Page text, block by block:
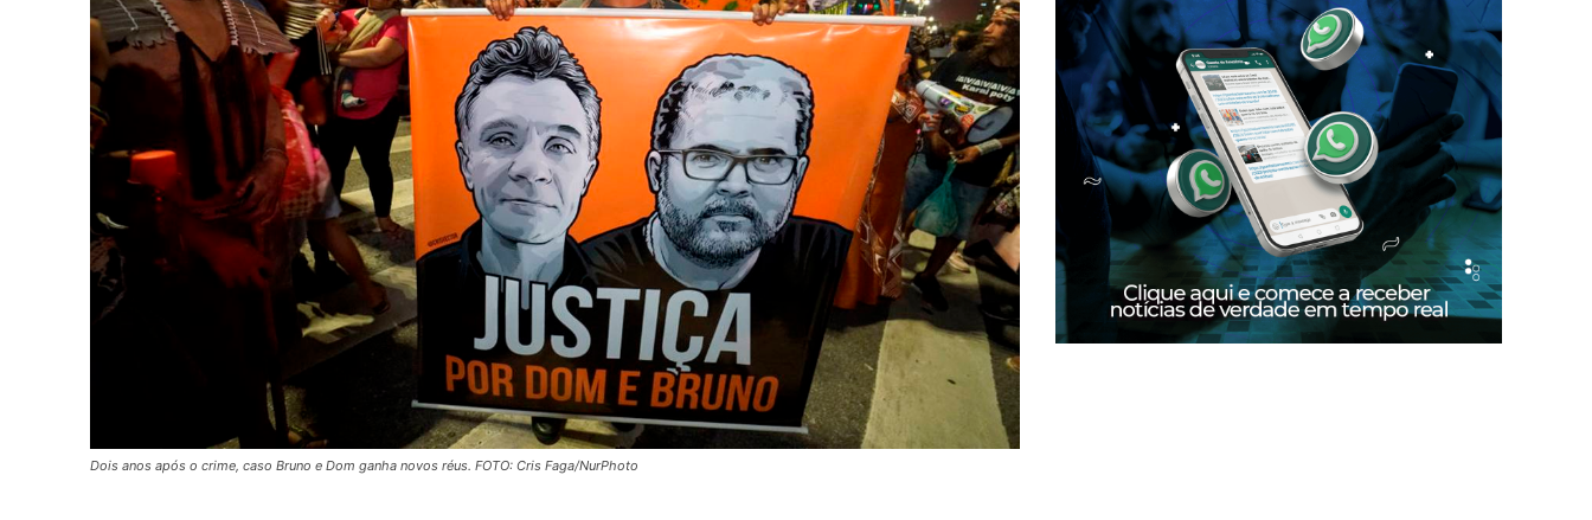
Dois anos após o crime, caso Bruno e Dom ganha novos réus. FOTO: Cris Faga/NurPhoto